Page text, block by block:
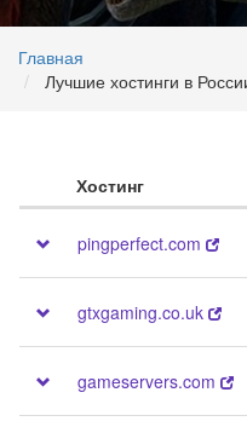
Главная
Лучшие хостинги в
Хостинг
pingperfect.com
gtxgaming.co.uk
gameservers.com